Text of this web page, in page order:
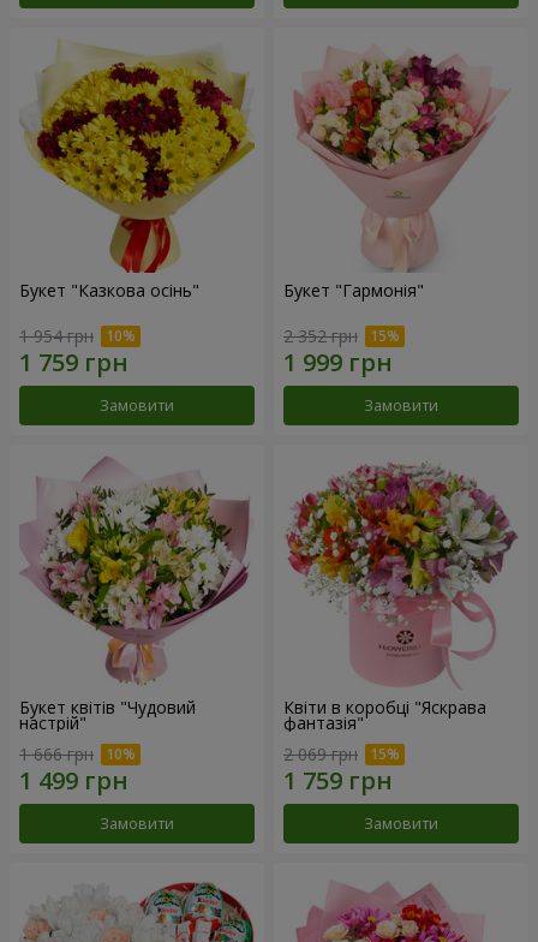
Букет "Казкова осінь"
1 954 грн
Замовити
Букет "Гармонія"
2 352 грн
Замовити
Букет квітів "Чудовий
настрій"
1 666 грн
Замовити
Квіти в коробці "Яскрава
фантазія"
2 069 грн
Замовити